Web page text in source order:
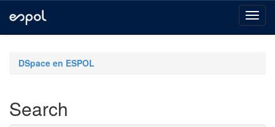
navigationDSpace en ESPOL
Search